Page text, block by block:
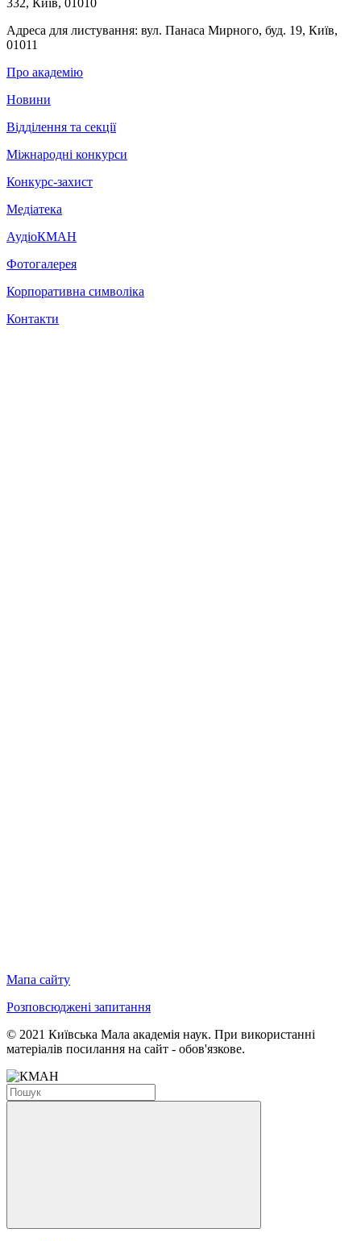
332, Київ, 01010
Адреса для листування: вул. Панаса Мирного, буд. 19, Київ,
01011
Про академію
Новини
Відділення та секції
Міжнародні конкурси
Конкурс-захист
Медіатека
АудіоКМАН
Фотогалерея
Корпоративна символіка
Контакти
Мапа сайту
Розповсюджені запитання
© 2021 Київська Мала академія наук. При використанні
матеріалів посилання на сайт - обов'язкове.